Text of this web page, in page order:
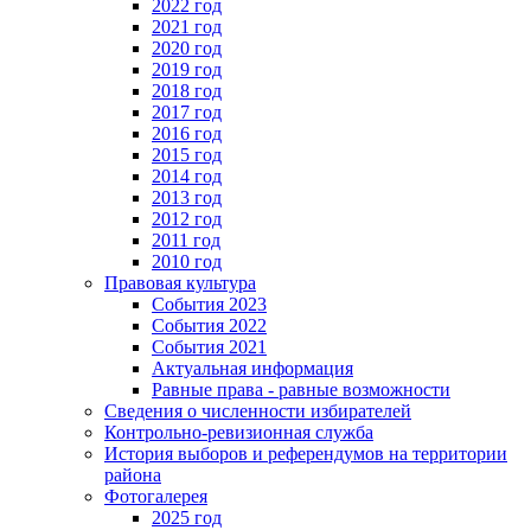
2022 год
2021 год
2020 год
2019 год
2018 год
2017 год
2016 год
2015 год
2014 год
2013 год
2012 год
2011 год
2010 год
Правовая культура
События 2023
События 2022
События 2021
Актуальная информация
Равные права - равные возможности
Сведения о численности избирателей
Контрольно-ревизионная служба
История выборов и референдумов на территории
района
Фотогалерея
2025 год